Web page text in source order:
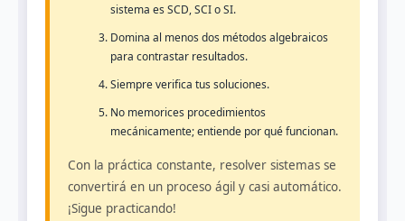
sistema es SCD, SCI o SI.
Domina al menos dos métodos algebraicos
para contrastar resultados.
Siempre verifica tus soluciones.
No memorices procedimientos
mecánicamente; entiende por qué funcionan.
Con la práctica constante, resolver sistemas se
convertirá en un proceso ágil y casi automático.
¡Sigue practicando!